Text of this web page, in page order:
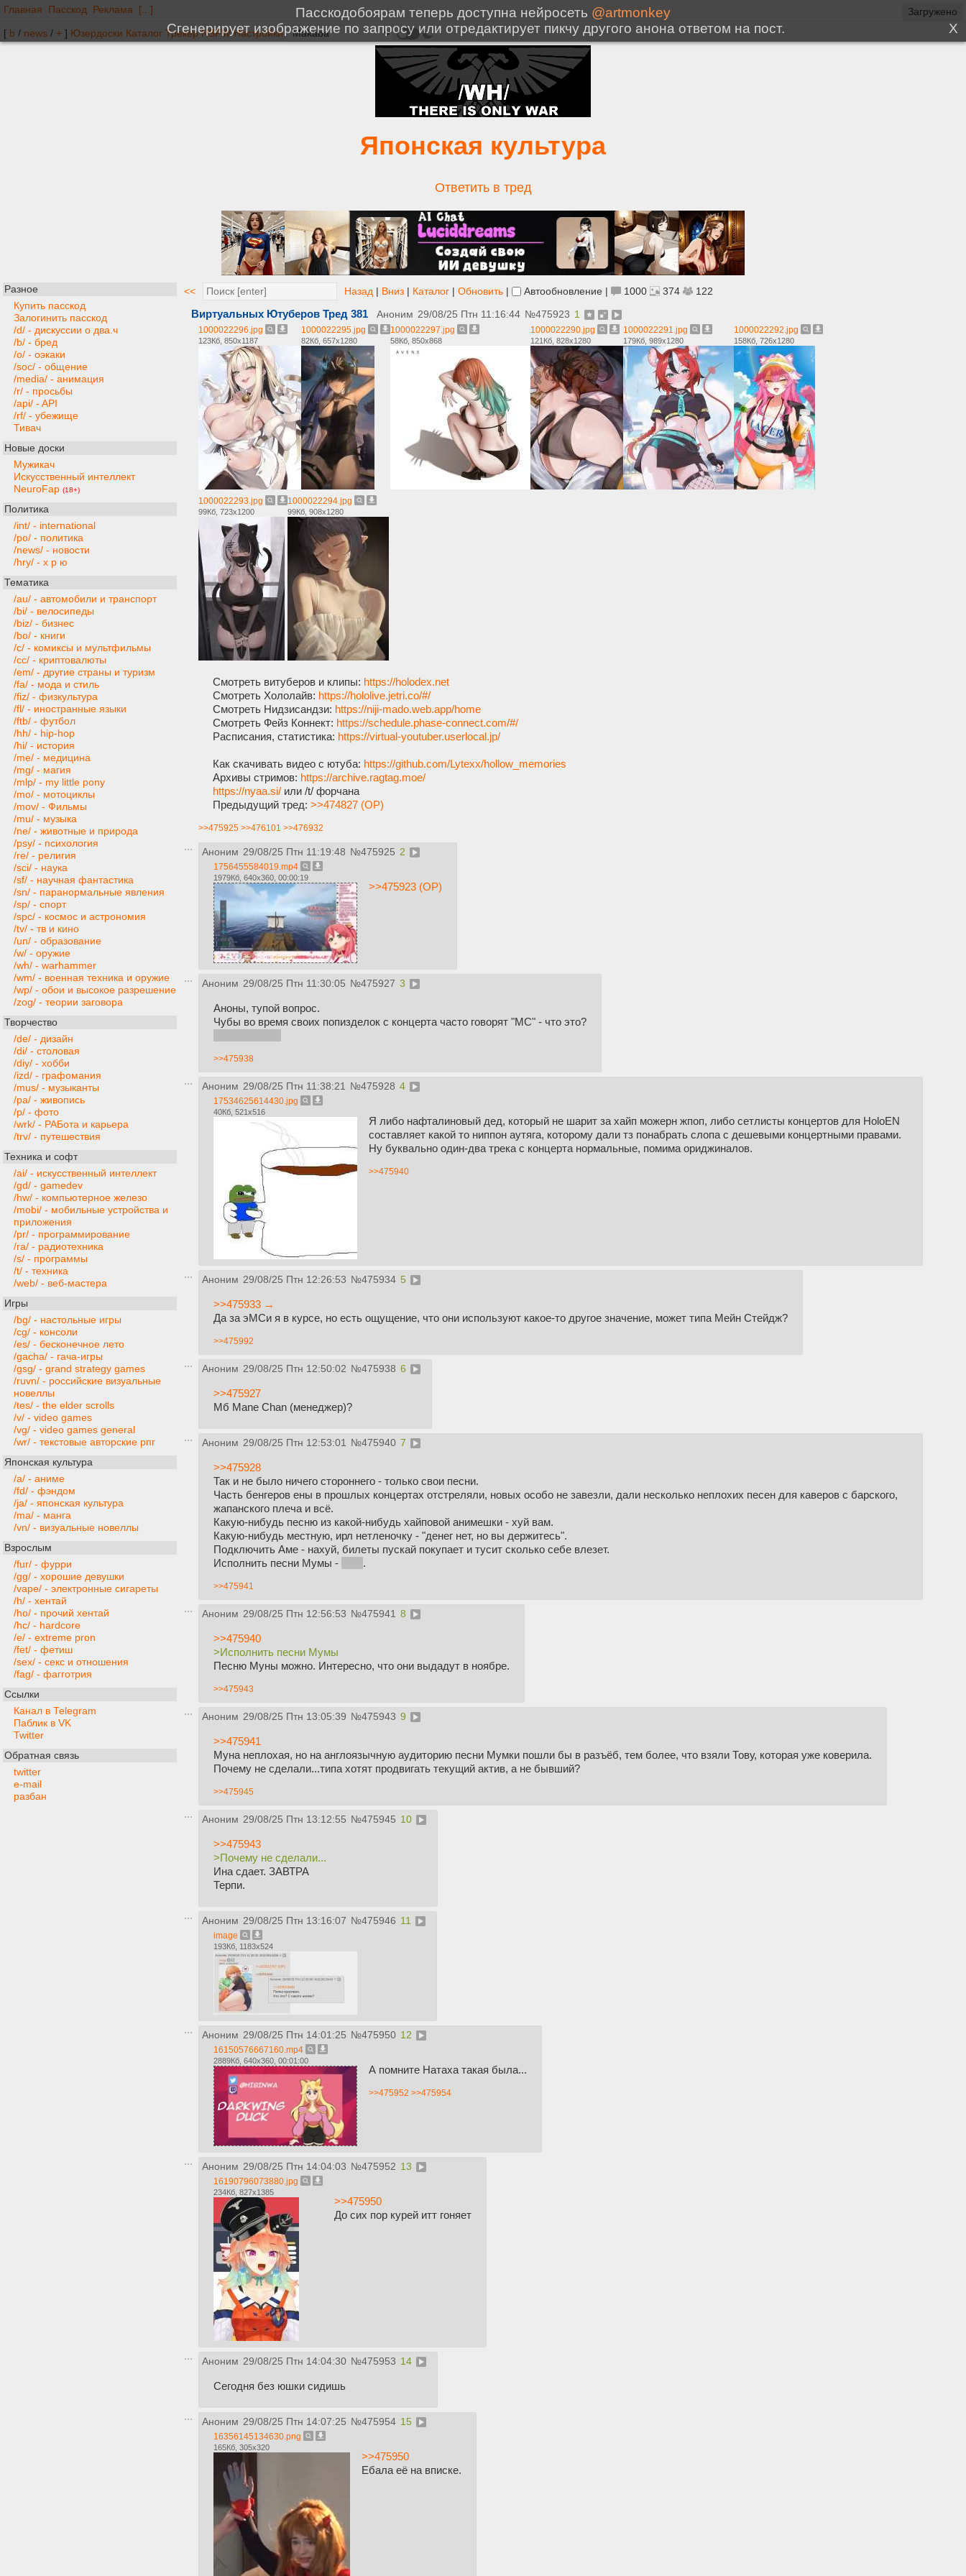
Главная Пасскод Реклама [...]
[ b / news / + ] Юзердоски Каталог Трекер NSFW Настройки
Японская культура
Ответить в тред
Разное
Купить пасскод
Залогинить пасскод
/d/ - дискуссии о два.ч
/b/ - бред
/o/ - оэкаки
/soc/ - общение
/media/ - анимация
/r/ - просьбы
/api/ - API
/rf/ - убежище
Тивач
Новые доски
Мужикач
Искусственный интеллект
NeuroFap (18+)
Политика
/int/ - international
/po/ - политика
/news/ - новости
/hry/ - х р ю
Тематика
/au/ - автомобили и транспорт
/bi/ - велосипеды
/biz/ - бизнес
/bo/ - книги
/c/ - комиксы и мультфильмы
/cc/ - криптовалюты
/em/ - другие страны и туризм
/fa/ - мода и стиль
/fiz/ - физкультура
/fl/ - иностранные языки
/ftb/ - футбол
/hh/ - hip-hop
/hi/ - история
/me/ - медицина
/mg/ - магия
/mlp/ - my little pony
/mo/ - мотоциклы
/mov/ - Фильмы
/mu/ - музыка
/ne/ - животные и природа
/psy/ - психология
/re/ - религия
/sci/ - наука
/sf/ - научная фантастика
/sn/ - паранормальные явления
/sp/ - спорт
/spc/ - космос и астрономия
/tv/ - тв и кино
/un/ - образование
/w/ - оружие
/wh/ - warhammer
/wm/ - военная техника и оружие
/wp/ - обои и высокое разрешение
/zog/ - теории заговора
Творчество
/de/ - дизайн
/di/ - столовая
/diy/ - хобби
/izd/ - графомания
/mus/ - музыканты
/pa/ - живопись
/p/ - фото
/wrk/ - РАБота и карьера
/trv/ - путешествия
Техника и софт
/ai/ - искусственный интеллект
/gd/ - gamedev
/hw/ - компьютерное железо
/mobi/ - мобильные устройства и
приложения
/pr/ - программирование
/ra/ - радиотехника
/s/ - программы
/t/ - техника
/web/ - веб-мастера
Игры
/bg/ - настольные игры
/cg/ - консоли
/es/ - бесконечное лето
/gacha/ - гача-игры
/gsg/ - grand strategy games
/ruvn/ - российские визуальные
новеллы
/tes/ - the elder scrolls
/v/ - video games
/vg/ - video games general
/wr/ - текстовые авторские рпг
Японская культура
/a/ - аниме
/fd/ - фэндом
/ja/ - японская культура
/ma/ - манга
/vn/ - визуальные новеллы
Взрослым
/fur/ - фурри
/gg/ - хорошие девушки
/vape/ - электронные сигареты
/h/ - хентай
/ho/ - прочий хентай
/hc/ - hardcore
/e/ - extreme pron
/fet/ - фетиш
/sex/ - секс и отношения
/fag/ - фагготрия
Ссылки
Канал в Telegram
Паблик в VK
Twitter
Обратная связь
twitter
e-mail
разбан
<< Назад | Вниз | Каталог | Обновить | Автообновление | 1000 374 122
Виртуальных Ютуберов Тред 381 Аноним 29/08/25 Птн 11:16:44 №475923 1
1000022296.jpg
123Кб, 850x1187
1000022295.jpg
82Кб, 657x1280
1000022297.jpg
58Кб, 850x868
1000022290.jpg
121Кб, 828x1280
1000022291.jpg
179Кб, 989x1280
1000022292.jpg
158Кб, 726x1280
1000022293.jpg
99Кб, 723x1200
1000022294.jpg
99Кб, 908x1280
Смотреть витуберов и клипы: https://holodex.net
Смотреть Хололайв: https://hololive.jetri.co/#/
Смотреть Нидзисандзи: https://niji-mado.web.app/home
Смотреть Фейз Коннект: https://schedule.phase-connect.com/#/
Расписания, статистика: https://virtual-youtuber.userlocal.jp/
Как скачивать видео с ютуба: https://github.com/Lytexx/hollow_memories
Архивы стримов: https://archive.ragtag.moe/
https://nyaa.si/ или /t/ форчана
Предыдущий тред: >>474827 (OP)
>>475925 >>476101 >>476932
Аноним 29/08/25 Птн 11:19:48 №475925 2
1756455584019.mp4
1979Кб, 640x360, 00:00:19
>>475923 (OP)
Аноним 29/08/25 Птн 11:30:05 №475927 3
Аноны, тупой вопрос.
Чубы во время своих попизделок с концерта часто говорят "МС" - что это?
>>475938
Аноним 29/08/25 Птн 11:38:21 №475928 4
17534625614430.jpg
40Кб, 521x516
Я либо нафталиновый дед, который не шарит за хайп можерн жпоп, либо сетлисты концертов для HoloEN
составляет какой то ниппон аутяга, которому дали тз понабрать слопа с дешевыми концертными правами.
Ну буквально один-два трека с концерта нормальные, помима ориджиналов.
>>475940
Аноним 29/08/25 Птн 12:26:53 №475934 5
>>475933 →
Да за эМСи я в курсе, но есть ощущение, что они используют какое-то другое значение, может типа Мейн Стейдж?
>>475992
Аноним 29/08/25 Птн 12:50:02 №475938 6
>>475927
Мб Mane Chan (менеджер)?
Аноним 29/08/25 Птн 12:53:01 №475940 7
>>475928
Так и не было ничего стороннего - только свои песни.
Часть бенгеров ены в прошлых концертах отстреляли, новых особо не завезли, дали несколько неплохих песен для каверов с барского,
жапанского плеча и всё.
Какую-нибудь песню из какой-нибудь хайповой анимешки - хуй вам.
Какую-нибудь местную, ирл нетленочку - "денег нет, но вы держитесь".
Подключить Аме - нахуй, билеты пускай покупает и тусит сколько себе влезет.
Исполнить песни Мумы -
.
>>475941
Аноним 29/08/25 Птн 12:56:53 №475941 8
>>475940
>Исполнить песни Мумы
Песню Муны можно. Интересно, что они выдадут в ноябре.
>>475943
Аноним 29/08/25 Птн 13:05:39 №475943 9
>>475941
Муна неплохая, но на англоязычную аудиторию песни Мумки пошли бы в разъёб, тем более, что взяли Тову, которая уже коверила.
Почему не сделали...типа хотят продвигать текущий актив, а не бывший?
>>475945
Аноним 29/08/25 Птн 13:12:55 №475945 10
>>475943
>Почему не сделали...
Ина сдает. ЗАВТРА
Терпи.
Аноним 29/08/25 Птн 13:16:07 №475946 11
image
193Кб, 1183x524
Аноним 29/08/25 Птн 14:01:25 №475950 12
16150576667160.mp4
2889Кб, 640x360, 00:01:00
А помните Натаха такая была...
>>475952 >>475954
Аноним 29/08/25 Птн 14:04:03 №475952 13
16190796073880.jpg
234Кб, 827x1385
>>475950
До сих пор курей итт гоняет
Аноним 29/08/25 Птн 14:04:30 №475953 14
Сегодня без юшки сидишь
Аноним 29/08/25 Птн 14:07:25 №475954 15
16356145134630.png
165Кб, 305x320
>>475950
Ебала её на вписке.